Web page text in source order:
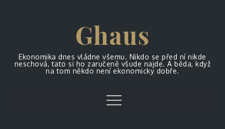
Ghaus
Ekonomika dnes vládne všemu. Nikdo se před ní nikde
neschová, tato si ho zaručeně všude najde. A běda, když
na tom někdo není ekonomicky dobře.
Menu